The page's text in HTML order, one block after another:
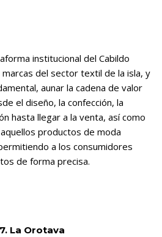
institucional del Cabildo
del sector textil de la isla, y
aunar la cadena de valor
el diseño, la confección, la
hasta llegar a la venta, así como
productos de moda
a los consumidores
de forma precisa.
La Orotava